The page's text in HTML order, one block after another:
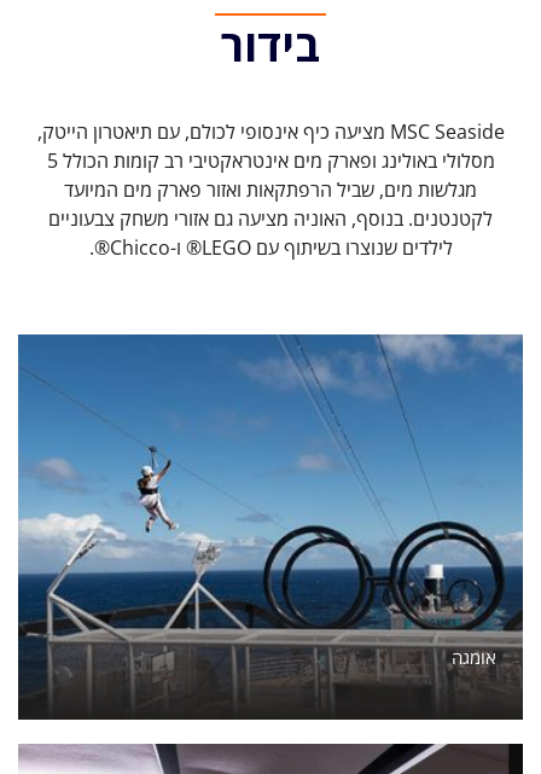
בידור
MSC Seaside מציעה כיף אינסופי לכולם, עם תיאטרון הייטק,
מסלולי באולינג ופארק מים אינטראקטיבי רב קומות הכולל 5
מגלשות מים, שביל הרפתקאות ואזור פארק מים המיועד
לקטנטנים. בנוסף, האוניה מציעה גם אזורי משחק צבעוניים
לילדים שנוצרו בשיתוף עם LEGO® ו-Chicco®.
אומגה